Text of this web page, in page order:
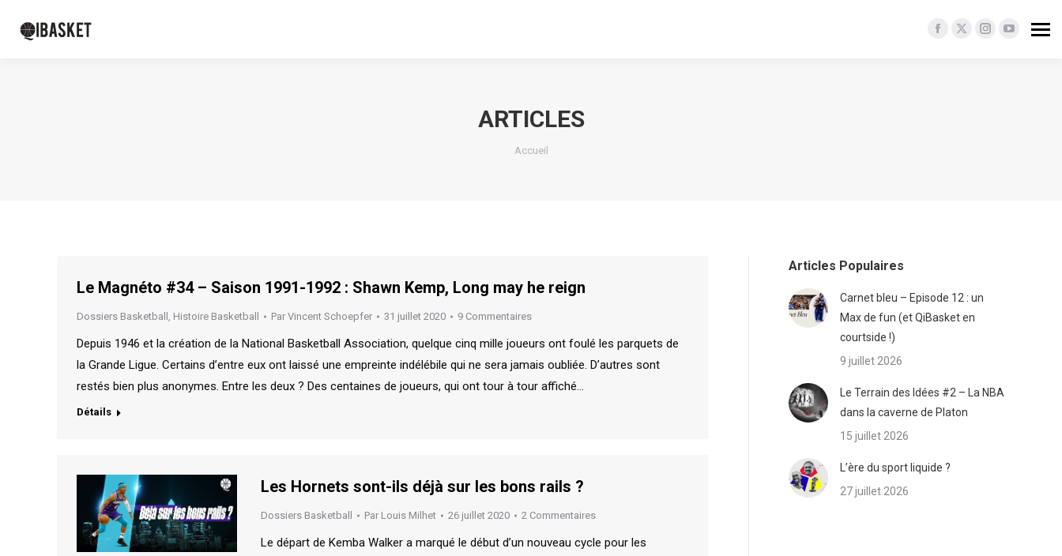
Facebook
X
Instagram
YouTube
ARTICLES
Vous êtes ici :
Accueil
Le Magnéto #34 – Saison 1991-1992 : Shawn Kemp, Long may he reign
Dossiers Basketball , Histoire Basketball Par Vincent Schoepfer 31 juillet 2020 9 Commentaires
Depuis 1946 et la création de la National Basketball Association, quelque cinq mille joueurs ont foulé les parquets de
la Grande Ligue. Certains d’entre eux ont laissé une empreinte indélébile qui ne sera jamais oubliée. D’autres sont
restés bien plus anonymes. Entre les deux ? Des centaines de joueurs, qui ont tour à tour affiché…
Détails
Les Hornets sont-ils déjà sur les bons rails ?
Dossiers Basketball Par Louis Milhet 26 juillet 2020 2 Commentaires
Le départ de Kemba Walker a marqué le début d’un nouveau cycle pour les
Articles Populaires
Carnet bleu – Episode 12 : un
Max de fun (et QiBasket en
courtside !)
9 juillet 2026
Le Terrain des Idées #2 – La NBA
dans la caverne de Platon
15 juillet 2026
L’ère du sport liquide ?
27 juillet 2026